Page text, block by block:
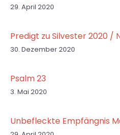
29. April 2020
Predigt zu Silvester 2020 /
30. Dezember 2020
Psalm 23
3. Mai 2020
Unbefleckte Empfängnis